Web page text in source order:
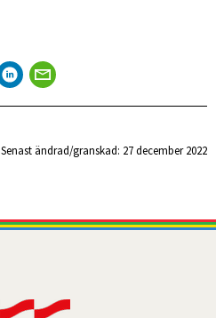
Senast ändrad/granskad: 27 december 2022